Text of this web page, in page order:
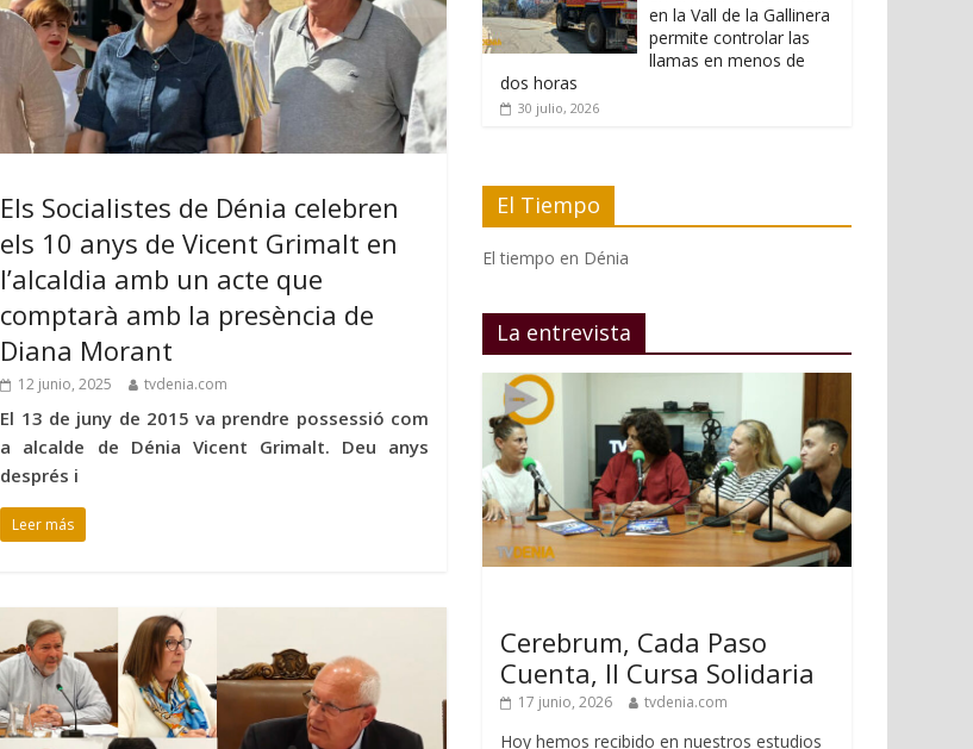
Els Socialistes de Dénia celebren
els 10 anys de Vicent Grimalt en
l’alcaldia amb un acte que
comptarà amb la presència de
Diana Morant
12 junio, 2025 tvdenia.com
El 13 de juny de 2015 va prendre possessió com
a alcalde de Dénia Vicent Grimalt. Deu anys
després i
Leer más
en la Vall de la Gallinera
permite controlar las
llamas en menos de
dos horas
30 julio, 2026
El Tiempo
El tiempo en Dénia
La entrevista
Cerebrum, Cada Paso
Cuenta, II Cursa Solidaria
17 junio, 2026 tvdenia.com
Hoy hemos recibido en nuestros estudios